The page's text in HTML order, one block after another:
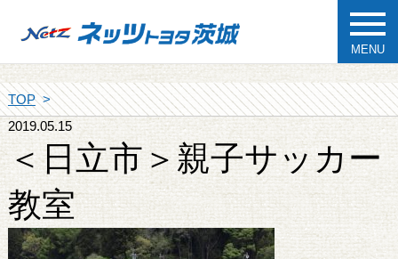
MENU
TOP
2019.05.15
＜日立市＞親子サッカー
教室